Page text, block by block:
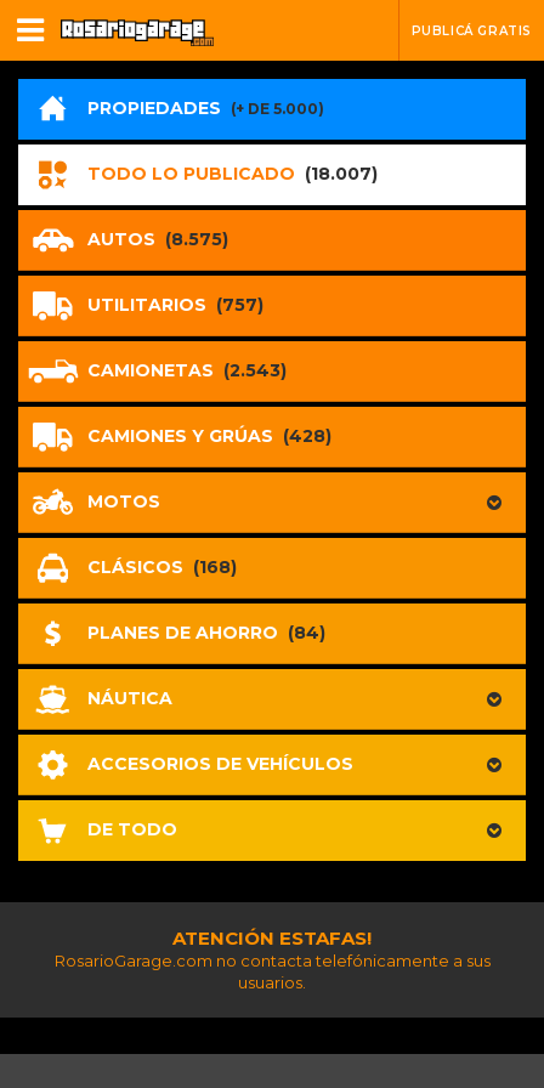
PUBLICÁ GRATIS
PROPIEDADES (+ DE 5.000)
TODO LO PUBLICADO (18.007)
AUTOS (8.575)
UTILITARIOS (757)
CAMIONETAS (2.543)
CAMIONES Y GRÚAS (428)
MOTOS
CLÁSICOS (168)
PLANES DE AHORRO (84)
NÁUTICA
ACCESORIOS DE VEHÍCULOS
DE TODO
ATENCIÓN ESTAFAS!
RosarioGarage.com no contacta telefónicamente a sus
usuarios.